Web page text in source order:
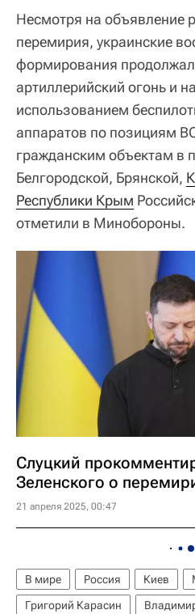
Несмотря на объявление
перемирия, украинские
формирования
артиллерийский огонь и
использованием
аппаратов по позициям
гражданским объектам в
Белгородской, Брянской,
Республики Крым
отметили в Минобороны.
Слуцкий
Зеленского о
21 апреля 2025, 00:47
В мире Россия Киев
Григорий Карасин